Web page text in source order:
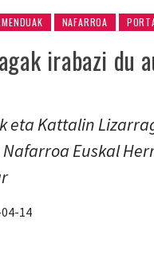
NAFARROA
irabazi du
eta Kattalin
Euskal
14